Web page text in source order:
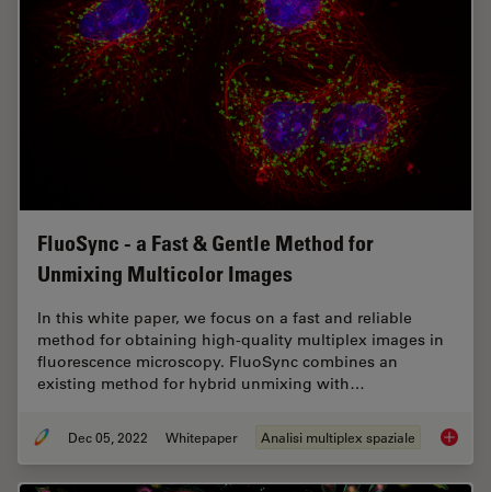
FluoSync - a Fast & Gentle Method for
Unmixing Multicolor Images
In this white paper, we focus on a fast and reliable
method for obtaining high-quality multiplex images in
fluorescence microscopy. FluoSync combines an
existing method for hybrid unmixing with…
Dec 05, 2022 Whitepaper Analisi multiplex spaziale